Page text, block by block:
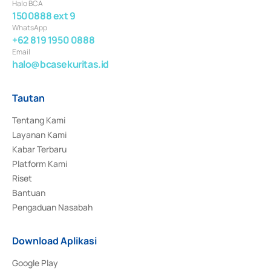
Halo BCA
1500888 ext 9
WhatsApp
+62 819 1950 0888
Email
halo@bcasekuritas.id
Tautan
Tentang Kami
Layanan Kami
Kabar Terbaru
Platform Kami
Riset
Bantuan
Pengaduan Nasabah
Download Aplikasi
Google Play